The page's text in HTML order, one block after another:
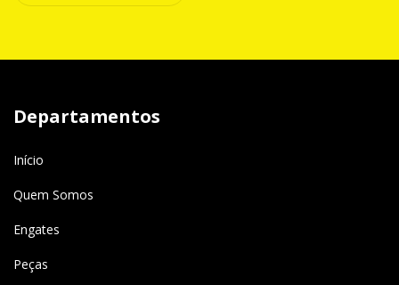
Departamentos
Início
Quem Somos
Engates
Peças